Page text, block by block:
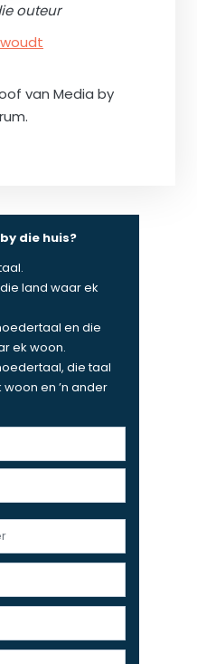
outeur
van Media by
die huis?
land waar ek
en die
ek woon.
die taal
en ’n ander